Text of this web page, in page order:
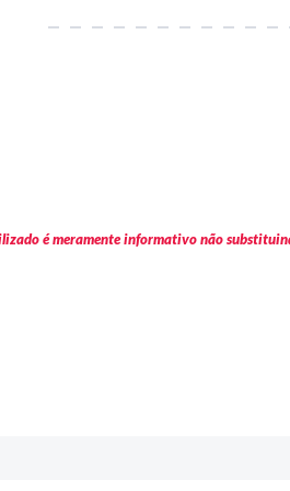
é meramente informativo não